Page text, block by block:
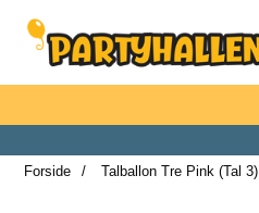
Startside for Partyhallen AB
Forside
Talballon Tre Pink (Tal 3)